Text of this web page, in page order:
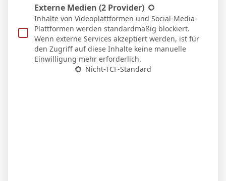
Heim
15 Feb. 2026
Auswärts
N
3:0
27`
8 Feb. 2026 N
70`
Externe Medien (2 Provider)
Inhalte von Videoplattformen und Social-Media-
Plattformen werden standardmäßig blockiert.
Wenn externe Services akzeptiert werden, ist für
den Zugriff auf diese Inhalte keine manuelle
Einwilligung mehr erforderlich.
Nicht-TCF-Standard